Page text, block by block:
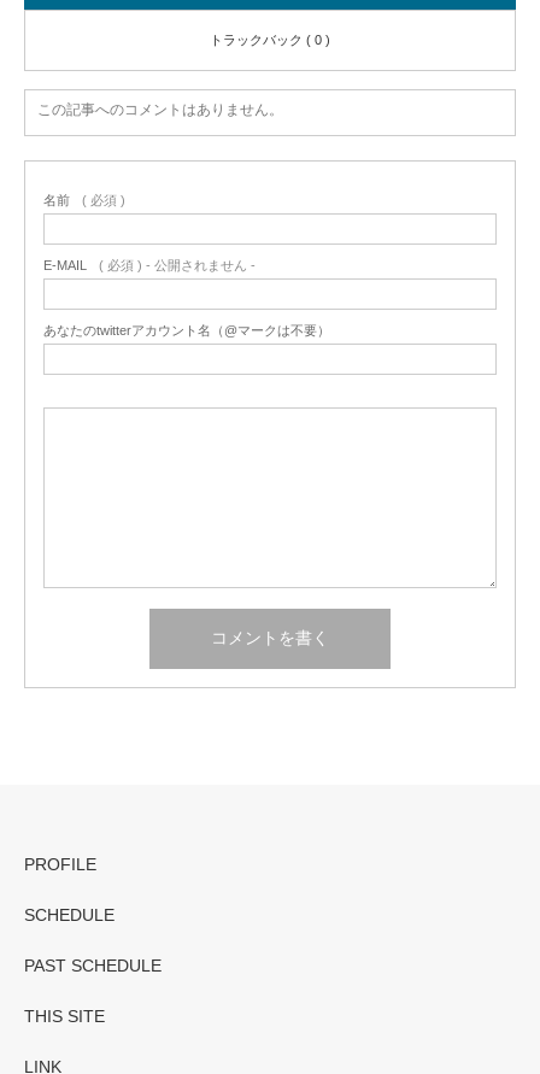
トラックバック ( 0 )
この記事へのコメントはありません。
名前 ( 必須 )
E-MAIL ( 必須 ) - 公開されません -
あなたのtwitterアカウント名（@マークは不要）
PROFILE
SCHEDULE
PAST SCHEDULE
THIS SITE
LINK